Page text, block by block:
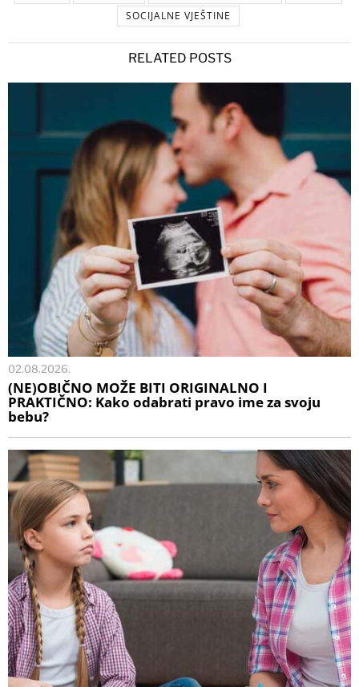
SOCIJALNE VJEŠTINE
RELATED POSTS
02.08.2026.
(NE)OBIČNO MOŽE BITI ORIGINALNO I
PRAKTIČNO: Kako odabrati pravo ime za svoju
bebu?